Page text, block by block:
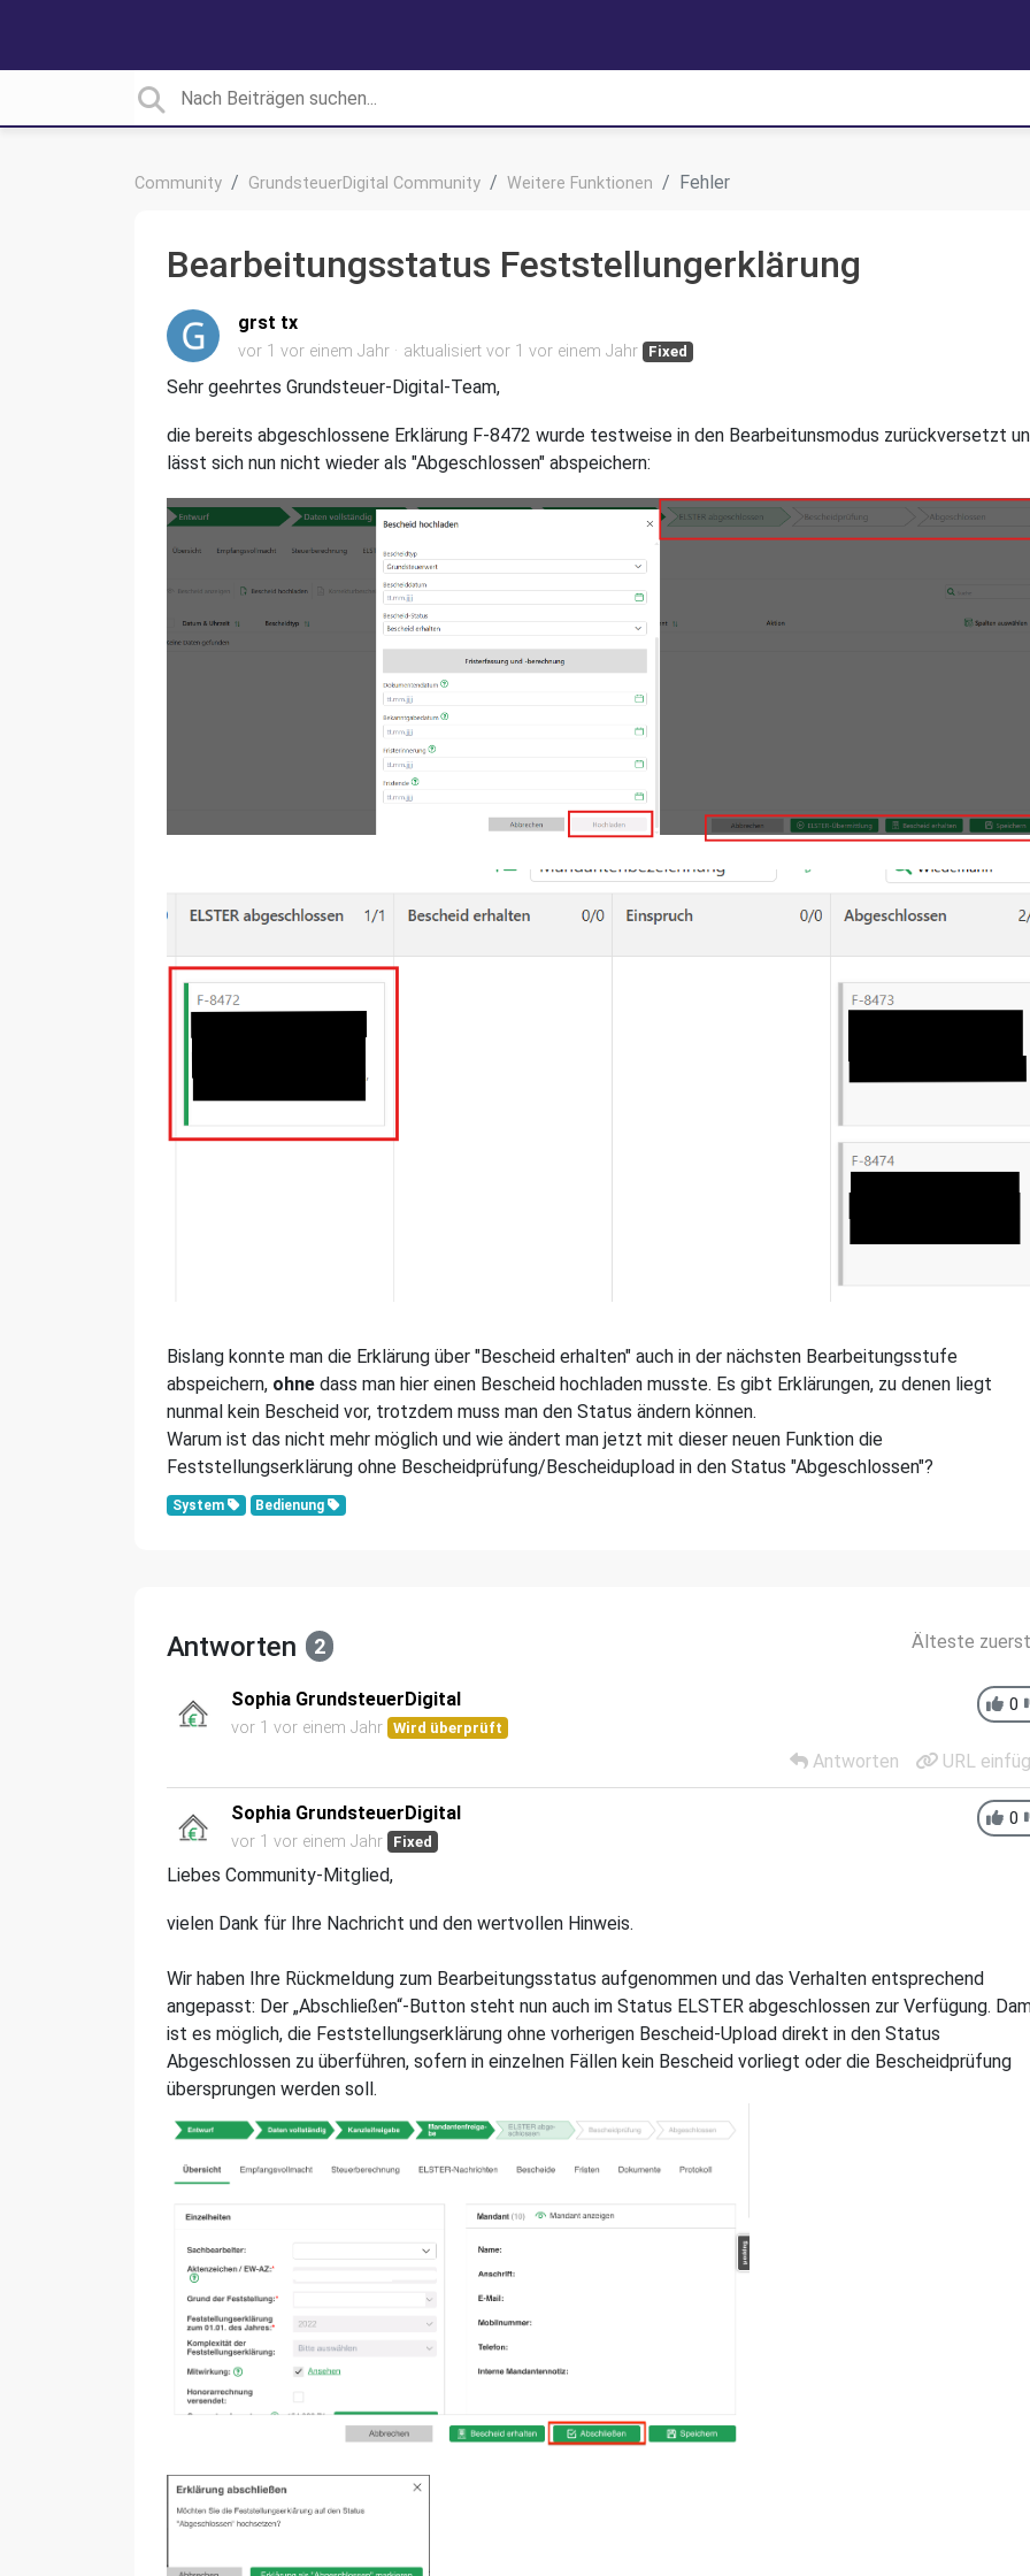
Community GrundsteuerDigital Community Weitere Funktionen Fehler
Bearbeitungsstatus Feststellungerklärung
grst tx
vor 1 vor einem Jahr aktualisiert vor 1 vor einem Jahr Fixed
Sehr geehrtes Grundsteuer-Digital-Team,
die bereits abgeschlossene Erklärung F-8472 wurde testweise in den Bearbeitunsmodus zurückversetzt
lässt sich nun nicht wieder als "Abgeschlossen" abspeichern:
Bislang konnte man die Erklärung über "Bescheid erhalten" auch in der nächsten Bearbeitungsstufe
abspeichern, ohne dass man hier einen Bescheid hochladen musste. Es gibt Erklärungen, zu denen liegt
nunmal kein Bescheid vor, trotzdem muss man den Status ändern können.
Warum ist das nicht mehr möglich und wie ändert man jetzt mit dieser neuen Funktion die
Feststellungserklärung ohne Bescheidprüfung/Bescheidupload in den Status "Abgeschlossen"?
System Bedienung
Antworten 2 Älteste zuerst
0
Sophia GrundsteuerDigital
vor 1 vor einem Jahr Wird überprüft
Antworten URL
0
Sophia GrundsteuerDigital
vor 1 vor einem Jahr Fixed
Liebes Community-Mitglied,
vielen Dank für Ihre Nachricht und den wertvollen Hinweis.
Wir haben Ihre Rückmeldung zum Bearbeitungsstatus aufgenommen und das Verhalten entsprechend
angepasst: Der „Abschließen“-Button steht nun auch im Status ELSTER abgeschlossen zur Verfügung.
ist es möglich, die Feststellungserklärung ohne vorherigen Bescheid-Upload direkt in den Status
Abgeschlossen zu überführen, sofern in einzelnen Fällen kein Bescheid vorliegt oder die Bescheidprüfung
übersprungen werden soll.